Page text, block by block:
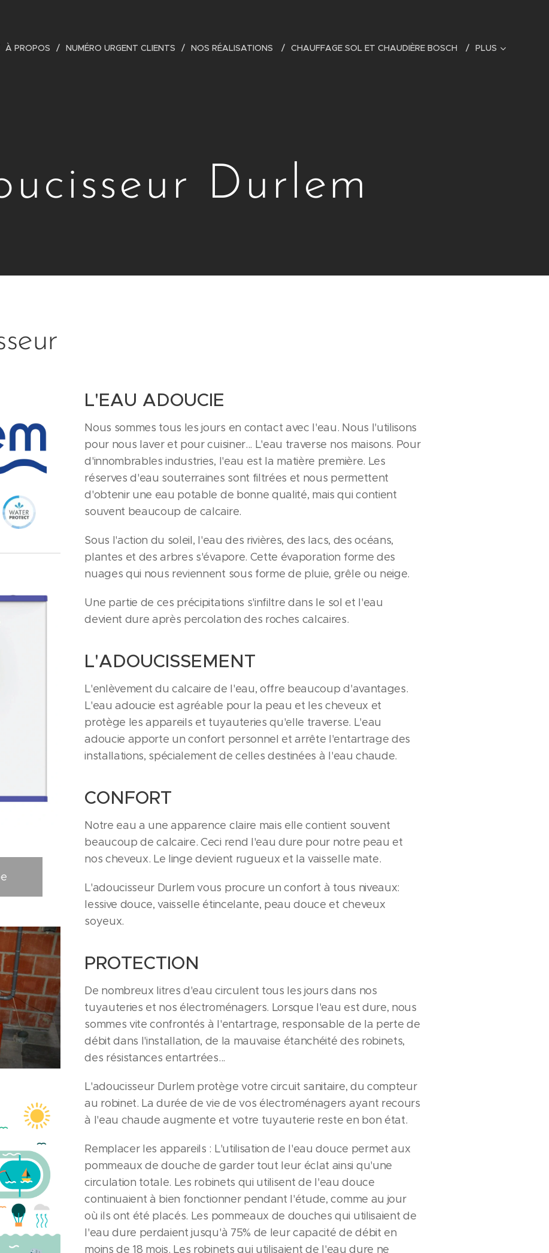
À PROPOS NUMÉRO URGENT CLIENTS NOS RÉALISATIONS CHAUFFAGE SOL ET CHAUDIÈRE BOSCH PLUS
Durlem
L'EAU ADOUCIE
Nous sommes tous les jours en contact avec l'eau. Nous l'utilisons
pour nous laver et pour cuisiner... L'eau traverse nos maisons. Pour
d'innombrables industries, l'eau est la matière première. Les
réserves d'eau souterraines sont filtrées et nous permettent
d'obtenir une eau potable de bonne qualité, mais qui contient
souvent beaucoup de calcaire.
Sous l'action du soleil, l'eau des rivières, des lacs, des océans,
plantes et des arbres s'évapore. Cette évaporation forme des
nuages qui nous reviennent sous forme de pluie, grêle ou neige.
Une partie de ces précipitations s'infiltre dans le sol et l'eau
devient dure après percolation des roches calcaires.
L'ADOUCISSEMENT
L'enlèvement du calcaire de l'eau, offre beaucoup d'avantages.
L'eau adoucie est agréable pour la peau et les cheveux et
protège les appareils et tuyauteries qu'elle traverse. L'eau
adoucie apporte un confort personnel et arrête l'entartrage des
installations, spécialement de celles destinées à l'eau chaude.
CONFORT
Notre eau a une apparence claire mais elle contient souvent
beaucoup de calcaire. Ceci rend l'eau dure pour notre peau et
nos cheveux. Le linge devient rugueux et la vaisselle mate.
L'adoucisseur Durlem vous procure un confort à tous niveaux:
lessive douce, vaisselle étincelante, peau douce et cheveux
soyeux.
PROTECTION
De nombreux litres d'eau circulent tous les jours dans nos
tuyauteries et nos électroménagers. Lorsque l'eau est dure, nous
sommes vite confrontés à l'entartrage, responsable de la perte de
débit dans l'installation, de la mauvaise étanchéité des robinets,
des résistances entartrées...
L'adoucisseur Durlem protège votre circuit sanitaire, du compteur
au robinet. La durée de vie de vos électroménagers ayant recours
à l'eau chaude augmente et votre tuyauterie reste en bon état.
Remplacer les appareils : L'utilisation de l'eau douce permet aux
pommeaux de douche de garder tout leur éclat ainsi qu'une
circulation totale. Les robinets qui utilisent de l'eau douce
continuaient à bien fonctionner pendant l'étude, comme au jour
où ils ont été placés. Les pommeaux de douches qui utilisaient de
l'eau dure perdaient jusqu'à 75% de leur capacité de débit en
moins de 18 mois. Les robinets qui utilisaient de l'eau dure ne